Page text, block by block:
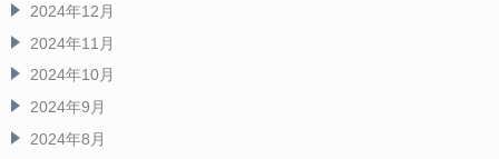
2024年12月
2024年11月
2024年10月
2024年9月
2024年8月